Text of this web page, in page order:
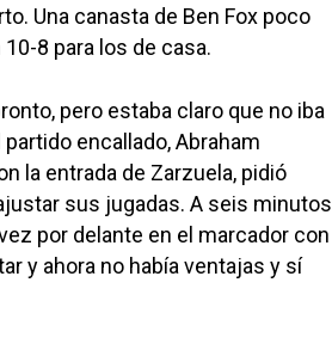
Una canasta de Ben Fox poco
8 para los de casa.
pero estaba claro que no iba
encallado, Abraham
la entrada de Zarzuela, pidió
sus jugadas. A seis minutos
por delante en el marcador con
y ahora no había ventajas y sí